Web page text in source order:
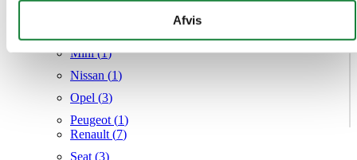
givet dem, eller som de har indsamlet fra din brug af deres
tjenester.
Afvis
Mini (1)
Nissan (1)
Opel (3)
Peugeot (1)
Renault (7)
Seat (3)